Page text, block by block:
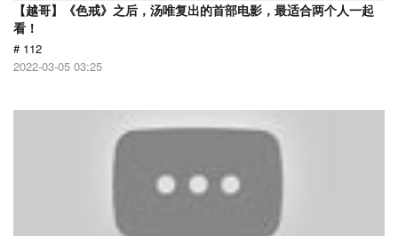
【越哥】《色戒》之后，汤唯复出的首部电影，最适合两个人一起
看！
# 112
2022-03-05 03:25